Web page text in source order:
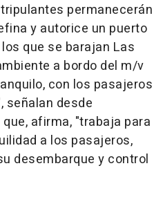
permanecerán
y autorice un puerto
que se barajan Las
a bordo del m/v
con los pasajeros
señalan desde
afirma, "trabaja para
a los pasajeros,
desembarque y control